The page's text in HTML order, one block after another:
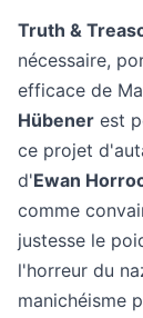
Truth &
nécessaire,
efficace de
Hübener est
ce projet
d'Ewan
comme
justesse le
l'horreur du
manichéisme